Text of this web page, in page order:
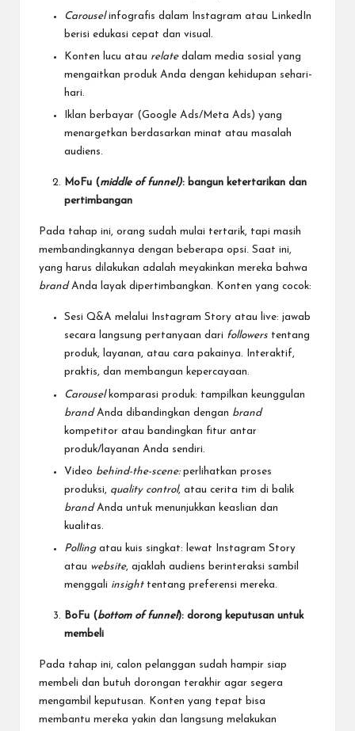
Carouselinfografis dalam Instagram atau LinkedIn
berisi edukasi cepat dan visual.
Konten lucu atau relate dalam media sosial yang
mengaitkan produk Anda dengan kehidupan sehari-
hari.
Iklan berbayar (Google Ads/Meta Ads) yang
menargetkan berdasarkan minat atau masalah
audiens.
MoFu (middle of funnel): bangun ketertarikan dan
pertimbangan
Pada tahap ini, orang sudah mulai tertarik, tapi masih
membandingkannya dengan beberapa opsi. Saat ini,
yang harus dilakukan adalah meyakinkan mereka bahwa
brand Anda layak dipertimbangkan. Konten yang cocok:
Sesi Q&A melalui Instagram Story atau live: jawab
secara langsung pertanyaan dari followers tentang
produk, layanan, atau cara pakainya. Interaktif,
praktis, dan membangun kepercayaan.
Carousel komparasi produk: tampilkan keunggulan
brand Anda dibandingkan dengan brand
kompetitor atau bandingkan fitur antar
produk/layanan Anda sendiri.
Video behind-the-scene: perlihatkan proses
produksi, quality control, atau cerita tim di balik
brand Anda untuk menunjukkan keaslian dan
kualitas.
Polling atau kuis singkat: lewat Instagram Story
atau website, ajaklah audiens berinteraksi sambil
menggali insight tentang preferensi mereka.
BoFu (bottom of funnel): dorong keputusan untuk
membeli
Pada tahap ini, calon pelanggan sudah hampir siap
membeli dan butuh dorongan terakhir agar segera
mengambil keputusan. Konten yang tepat bisa
membantu mereka yakin dan langsung melakukan